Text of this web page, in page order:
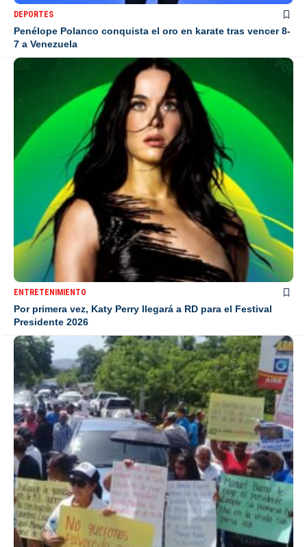
DEPORTES
Penélope Polanco conquista el oro en karate tras vencer 8-
7 a Venezuela
ENTRETENIMIENTO
Por primera vez, Katy Perry llegará a RD para el Festival
Presidente 2026